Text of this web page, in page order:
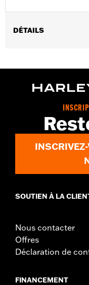
DÉTAILS
In the Box:1 aerosol can
SOUTIEN À LA
Nous contacter
Offres
Déclaration de
FINANCEMENT